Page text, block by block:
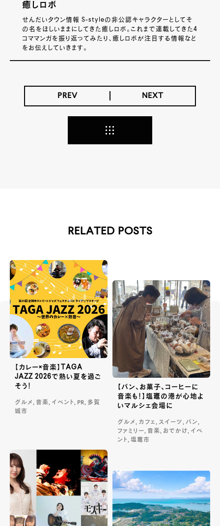
癒しロボ
せんだいタウン情報 S-styleの非公認キャラクターとしてそ
の名をほしいままにしてきた癒しロボ。これまで連載してきた4
コママンガを振り返ってみたり、癒しロボが注目する情報など
をお伝えしていきます。
PREV NEXT
RELATED POSTS
【カレー×音楽】TAGA
JAZZ 2026で熱い夏を過ご
そう！
グルメ, 音楽, イベント, PR, 多賀
城市
【パン、お菓子、コーヒーに
音楽も！】塩竈の港が心地よ
いマルシェ会場に
グルメ, カフェ, スイーツ, パン,
ファミリー, 音楽, おでかけ, イベ
ント, 塩竈市